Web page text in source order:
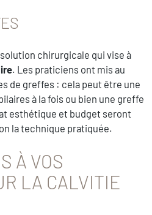
chirurgicale qui vise à
. Les praticiens ont mis au
de greffes : cela peut être une
à la fois ou bien une greffe
esthétique et budget seront
la technique pratiquée.
À VOS
LA CALVITIE